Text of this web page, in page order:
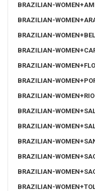
BRAZILIAN-
BRAZILIAN-
BRAZILIAN-
BRAZILIAN-
BRAZILIAN-
BRAZILIAN-
BRAZILIAN-
BRAZILIAN-
BRAZILIAN-
BRAZILIAN-
BRAZILIAN-
BRAZILIAN-
BRAZILIAN-